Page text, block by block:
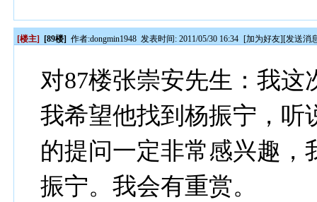
[楼主] [89楼] 作者:dongmin1948 发表时间: 2011/05/30 16:34 [加为好友][发送消
对87楼张崇安先生：我
我希望他找到杨振宁，听
的提问一定非常感兴趣，
振宁。我会有重赏。